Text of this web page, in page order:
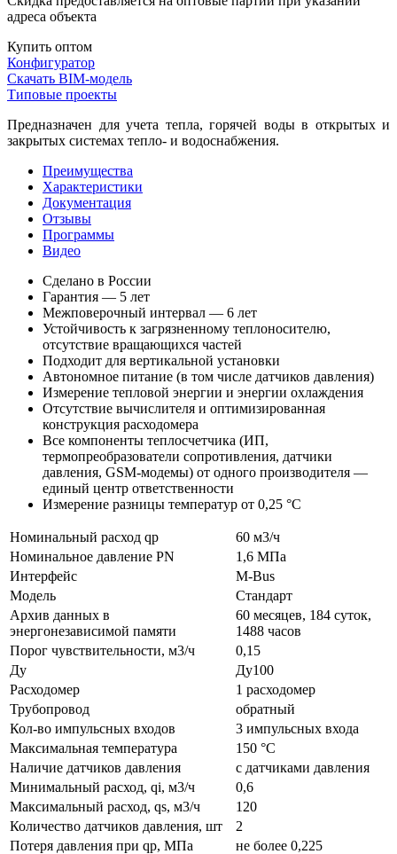
адреса объекта
Купить оптом
Конфигуратор
Скачать BIM-модель
Типовые проекты
Предназначен для учета тепла, горячей воды в открытых и
закрытых системах тепло- и водоснабжения.
Преимущества
Характеристики
Документация
Отзывы
Программы
Видео
Сделано в России
Гарантия — 5 лет
Межповерочный интервал — 6 лет
Устойчивость к загрязненному теплоносителю,
отсутствие вращающихся частей
Подходит для вертикальной установки
Автономное питание (в том числе датчиков давления)
Измерение тепловой энергии и энергии охлаждения
Отсутствие вычислителя и оптимизированная
конструкция расходомера
Все компоненты теплосчетчика (ИП,
термопреобразователи сопротивления, датчики
давления, GSM-модемы) от одного производителя —
единый центр ответственности
Измерение разницы температур от 0,25 °С
Номинальный расход qp
60 м3/ч
Номинальное давление PN
1,6 МПа
Интерфейс
M-Bus
Модель
Стандарт
Архив данных в
энергонезависимой памяти
60 месяцев, 184 суток,
1488 часов
Порог чувствительности, м3/ч
0,15
Ду
Ду100
Расходомер
1 расходомер
Трубопровод
обратный
Кол-во импульсных входов
3 импульсных входа
Максимальная температура
150 °C
Наличие датчиков давления
с датчиками давления
Минимальный расход, qi, м3/ч
0,6
Максимальный расход, qs, м3/ч
120
Количество датчиков давления, шт
2
Потеря давления при qp, МПа
не более 0,225